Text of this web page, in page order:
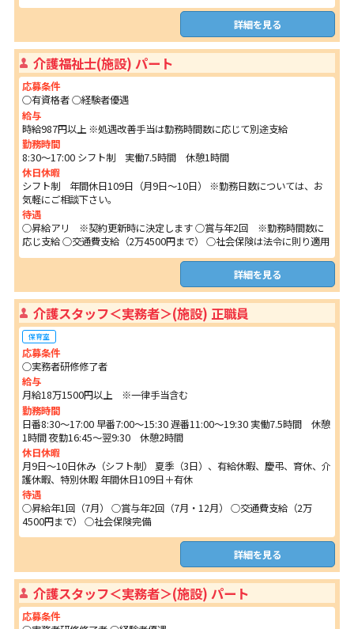
詳細を見る
介護福祉士(施設) パート
応募条件
○有資格者 ○経験者優遇
給与
時給987円以上 ※処遇改善手当は勤務時間数に応じて別途支給
勤務時間
8:30～17:00 シフト制 実働7.5時間 休憩1時間
休日休暇
シフト制 年間休日109日（月9日～10日） ※勤務日数については、お
気軽にご相談下さい。
待遇
○昇給アリ ※契約更新時に決定します ○賞与年2回 ※勤務時間数に
応じ支給 ○交通費支給（2万4500円まで） ○社会保険は法令に則り適用
詳細を見る
介護スタッフ＜実務者＞(施設) 正職員
保育室
応募条件
○実務者研修修了者
給与
月給18万1500円以上 ※一律手当含む
勤務時間
日番8:30～17:00 早番7:00～15:30 遅番11:00～19:30 実働7.5時間 休憩
1時間 夜勤16:45～翌9:30 休憩2時間
休日休暇
月9日～10日休み（シフト制） 夏季（3日）、有給休暇、慶弔、育休、介
護休暇、特別休暇 年間休日109日＋有休
待遇
○昇給年1回（7月） ○賞与年2回（7月・12月） ○交通費支給（2万
4500円まで） ○社会保険完備
詳細を見る
介護スタッフ＜実務者＞(施設) パート
応募条件